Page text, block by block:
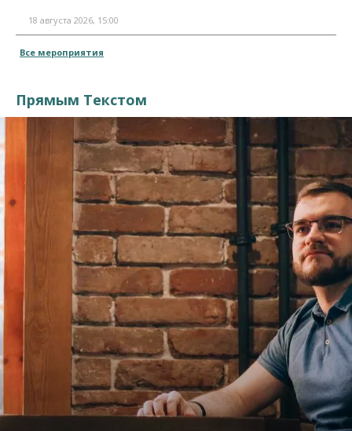
18 августа 2026, 15:00
Все мероприятия
Прямым Текстом